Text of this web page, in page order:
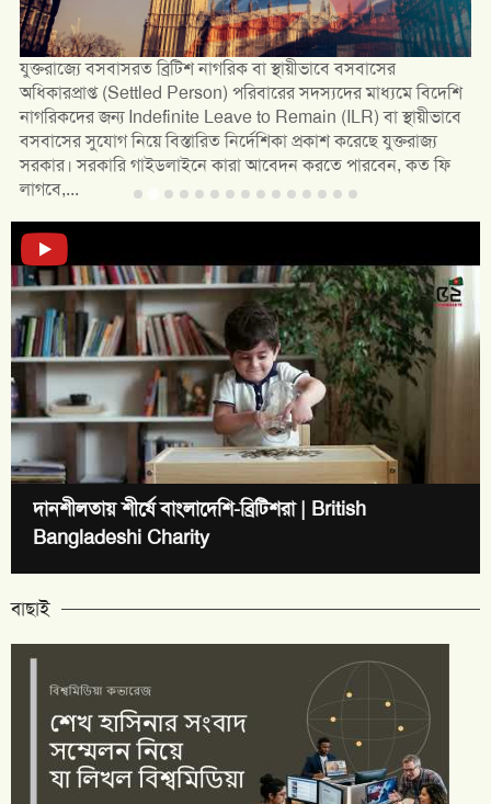
যুক্তরাজ্যে বসবাসরত ব্রিটিশ নাগরিক বা স্থায়ীভাবে বসবাসের
অধিকারপ্রাপ্ত (Settled Person) পরিবারের সদস্যদের মাধ্যমে বিদেশি
নাগরিকদের জন্য Indefinite Leave to Remain (ILR) বা স্থায়ীভাবে
বসবাসের সুযোগ নিয়ে বিস্তারিত নির্দেশিকা প্রকাশ করেছে যুক্তরাজ্য
সরকার। সরকারি গাইডলাইনে কারা আবেদন করতে পারবেন, কত ফি
লাগবে,...
দানশীলতায় শীর্ষে বাংলাদেশি-ব্রিটিশরা | British
Bangladeshi Charity
বাছাই